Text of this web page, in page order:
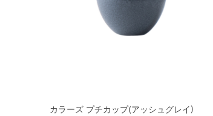
カラーズ プチカップ(アッシュグレイ)